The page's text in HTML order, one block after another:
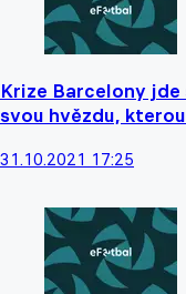
Krize Barcelony
svou hvězdu,
31.10.2021 17:25